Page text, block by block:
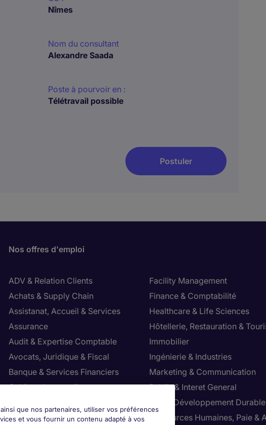
Nîmes
Nom du consultant
Alexandre Saada
Poste à pourvoir en :
Télétravail possible
Postuler
Nos offres d'emploi
ADV & Relation Clients
Achats & Supply Chain
Assistanat, Accueil & Services
Assurance
Audit & Expertise Comptable
Avocats, Juridique & Fiscal
Banque & Services Financiers
Cabinet de conseil
Construction
Facility Management
Finance & Comptabilité
Healthcare & Life Sciences
Hôtellerie, Restauration &
Immobilier
Ingénierie & Industries
Marketing & Communication
Public & Interet General
RSE & Développement Durable
Ressources Humaines, Paie &
que nos partenaires, utiliser vos préférences
et vous fournir un contenu adapté à vos